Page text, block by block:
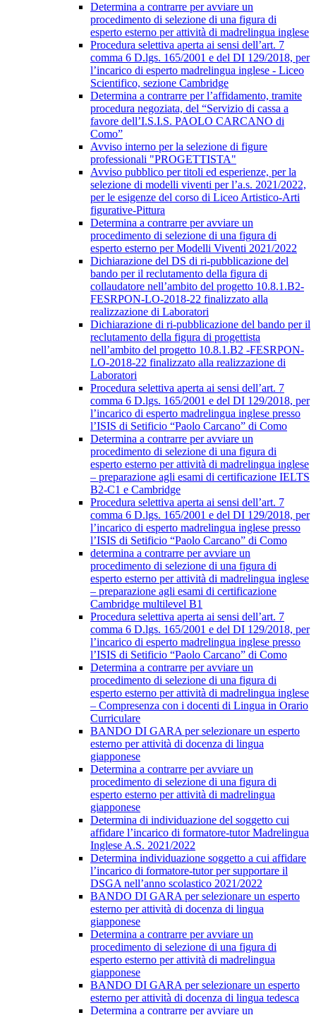
Determina a contrarre per avviare un
procedimento di selezione di una figura di
esperto esterno per attività di madrelingua inglese
Procedura selettiva aperta ai sensi dell’art. 7
comma 6 D.lgs. 165/2001 e del DI 129/2018, per
l’incarico di esperto madrelingua inglese - Liceo
Scientifico, sezione Cambridge
Determina a contrarre per l’affidamento, tramite
procedura negoziata, del “Servizio di cassa a
favore dell’I.S.I.S. PAOLO CARCANO di
Como”
Avviso interno per la selezione di figure
professionali "PROGETTISTA"
Avviso pubblico per titoli ed esperienze, per la
selezione di modelli viventi per l’a.s. 2021/2022,
per le esigenze del corso di Liceo Artistico-Arti
figurative-Pittura
Determina a contrarre per avviare un
procedimento di selezione di una figura di
esperto esterno per Modelli Viventi 2021/2022
Dichiarazione del DS di ri-pubblicazione del
bando per il reclutamento della figura di
collaudatore nell’ambito del progetto 10.8.1.B2-
FESRPON-LO-2018-22 finalizzato alla
realizzazione di Laboratori
Dichiarazione di ri-pubblicazione del bando per il
reclutamento della figura di progettista
nell’ambito del progetto 10.8.1.B2 -FESRPON-
LO-2018-22 finalizzato alla realizzazione di
Laboratori
Procedura selettiva aperta ai sensi dell’art. 7
comma 6 D.lgs. 165/2001 e del DI 129/2018, per
l’incarico di esperto madrelingua inglese presso
l’ISIS di Setificio “Paolo Carcano” di Como
Determina a contrarre per avviare un
procedimento di selezione di una figura di
esperto esterno per attività di madrelingua inglese
– preparazione agli esami di certificazione IELTS
B2-C1 e Cambridge
Procedura selettiva aperta ai sensi dell’art. 7
comma 6 D.lgs. 165/2001 e del DI 129/2018, per
l’incarico di esperto madrelingua inglese presso
l’ISIS di Setificio “Paolo Carcano” di Como
determina a contrarre per avviare un
procedimento di selezione di una figura di
esperto esterno per attività di madrelingua inglese
– preparazione agli esami di certificazione
Cambridge multilevel B1
Procedura selettiva aperta ai sensi dell’art. 7
comma 6 D.lgs. 165/2001 e del DI 129/2018, per
l’incarico di esperto madrelingua inglese presso
l’ISIS di Setificio “Paolo Carcano” di Como
Determina a contrarre per avviare un
procedimento di selezione di una figura di
esperto esterno per attività di madrelingua inglese
– Compresenza con i docenti di Lingua in Orario
Curriculare
BANDO DI GARA per selezionare un esperto
esterno per attività di docenza di lingua
giapponese
Determina a contrarre per avviare un
procedimento di selezione di una figura di
esperto esterno per attività di madrelingua
giapponese
Determina di individuazione del soggetto cui
affidare l’incarico di formatore-tutor Madrelingua
Inglese A.S. 2021/2022
Determina individuazione soggetto a cui affidare
l’incarico di formatore-tutor per supportare il
DSGA nell’anno scolastico 2021/2022
BANDO DI GARA per selezionare un esperto
esterno per attività di docenza di lingua
giapponese
Determina a contrarre per avviare un
procedimento di selezione di una figura di
esperto esterno per attività di madrelingua
giapponese
BANDO DI GARA per selezionare un esperto
esterno per attività di docenza di lingua tedesca
Determina a contrarre per avviare un